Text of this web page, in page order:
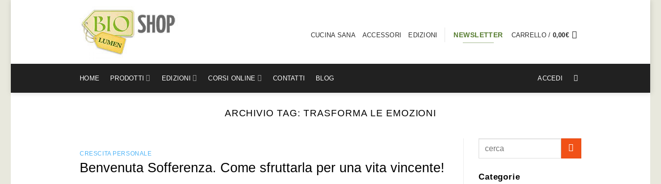
CUCINA SANA ACCESSORI EDIZIONI NEWSLETTER CARRELLO / 0,00€
HOME PRODOTTI EDIZIONI CORSI ONLINE CONTATTI BLOG ACCEDI
ARCHIVIO TAG:TRASFORMA LE EMOZIONI
CRESCITA PERSONALE
Benvenuta Sofferenza. Come sfruttarla per una vita vincente!
Categorie